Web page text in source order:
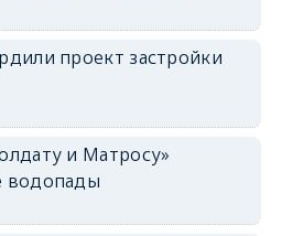
проект застройки
и Матросу»
водопады